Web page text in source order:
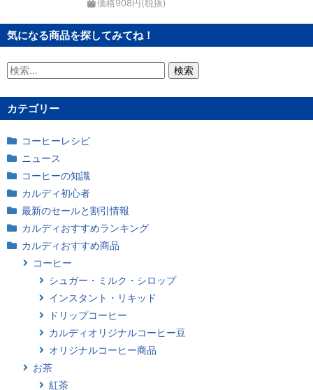
価格908円(税抜)
気になる商品を探してみてね！
検
カテゴリー
コーヒーレシピ
ニュース
コーヒーの知識
カルディ初心者
最新のセールと割引情報
カルディおすすめランキング
カルディおすすめ商品
コーヒー
シュガー・ミルク・シロップ
インスタント・リキッド
ドリップコーヒー
カルディオリジナルコーヒー豆
オリジナルコーヒー商品
お茶
紅茶